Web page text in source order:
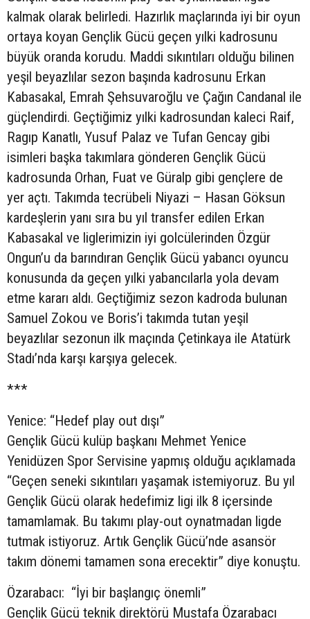
kalmak olarak belirledi. Hazırlık maçlarında iyi bir oyun
ortaya koyan Gençlik Gücü geçen yılki kadrosunu
büyük oranda korudu. Maddi sıkıntıları olduğu bilinen
yeşil beyazlılar sezon başında kadrosunu Erkan
Kabasakal, Emrah Şehsuvaroğlu ve Çağın Candanal ile
güçlendirdi. Geçtiğimiz yılki kadrosundan kaleci Raif,
Ragıp Kanatlı, Yusuf Palaz ve Tufan Gencay gibi
isimleri başka takımlara gönderen Gençlik Gücü
kadrosunda Orhan, Fuat ve Güralp gibi gençlere de
yer açtı. Takımda tecrübeli Niyazi – Hasan Göksun
kardeşlerin yanı sıra bu yıl transfer edilen Erkan
Kabasakal ve liglerimizin iyi golcülerinden Özgür
Ongun’u da barındıran Gençlik Gücü yabancı oyuncu
konusunda da geçen yılki yabancılarla yola devam
etme kararı aldı. Geçtiğimiz sezon kadroda bulunan
Samuel Zokou ve Boris’i takımda tutan yeşil
beyazlılar sezonun ilk maçında Çetinkaya ile Atatürk
Stadı’nda karşı karşıya gelecek.
***
Yenice: “Hedef play out dışı”
Gençlik Gücü kulüp başkanı Mehmet Yenice
Yenidüzen Spor Servisine yapmış olduğu açıklamada
“Geçen seneki sıkıntıları yaşamak istemiyoruz. Bu yıl
Gençlik Gücü olarak hedefimiz ligi ilk 8 içersinde
tamamlamak. Bu takımı play-out oynatmadan ligde
tutmak istiyoruz. Artık Gençlik Gücü’nde asansör
takım dönemi tamamen sona erecektir” diye konuştu.
Özarabacı: “İyi bir başlangıç önemli”
Gençlik Gücü teknik direktörü Mustafa Özarabacı